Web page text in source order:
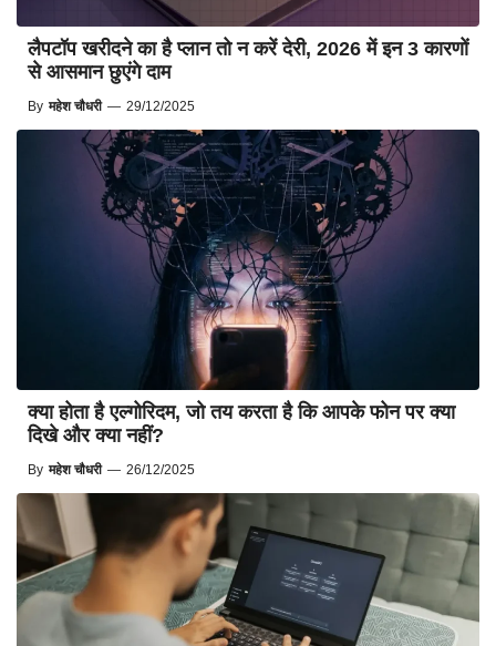
लैपटॉप खरीदने का है प्लान तो न करें देरी, 2026 में इन 3 कारणों
से आसमान छुएंगे दाम
By महेश चौधरी — 29/12/2025
क्या होता है एल्गोरिदम, जो तय करता है कि आपके फोन पर क्या
दिखे और क्या नहीं?
By महेश चौधरी — 26/12/2025